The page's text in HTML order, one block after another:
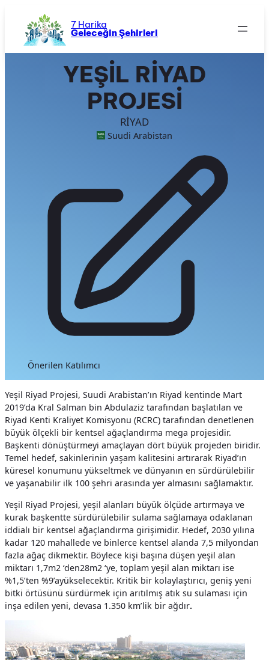
7 Harika
Geleceğin Şehirleri
YEŞİL RİYAD
PROJESİ
RİYAD
Suudi Arabistan
Önerilen Katılımcı
Yeşil Riyad Projesi, Suudi Arabistan’ın Riyad kentinde Mart
2019’da Kral Salman bin Abdulaziz tarafından başlatılan ve
Riyad Kenti Kraliyet Komisyonu (RCRC) tarafından denetlenen
büyük ölçekli bir kentsel ağaçlandırma mega projesidir.
Başkenti dönüştürmeyi amaçlayan dört büyük projeden biridir.
Temel hedef, sakinlerinin yaşam kalitesini artırarak Riyad’ın
küresel konumunu yükseltmek ve dünyanın en sürdürülebilir
ve yaşanabilir ilk 100 şehri arasında yer almasını sağlamaktır.
Yeşil Riyad Projesi, yeşil alanları büyük ölçüde artırmaya ve
kurak başkentte sürdürülebilir sulama sağlamaya odaklanan
iddialı bir kentsel ağaçlandırma girişimidir. Hedef, 2030 yılına
kadar 120 mahallede ve binlerce kentsel alanda 7,5 milyondan
fazla ağaç dikmektir. Böylece kişi başına düşen yeşil alan
miktarı 1,7m2 ‘den28m2 ‘ye, toplam yeşil alan miktarı ise
%1,5’ten %9’ayükselecektir. Kritik bir kolaylaştırıcı, geniş yeni
bitki örtüsünü sürdürmek için arıtılmış atık su sulaması için
inşa edilen yeni, devasa 1.350 km’lik bir ağdır.